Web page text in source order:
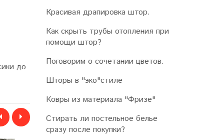
Красивая драпировка штор.
Как скрыть трубы отопления при
помощи штор?
Поговорим о сочетании цветов.
Шторы в "эко"стиле
Ковры из материала "Фризе"
Стирать ли постельное белье
сразу после покупки?
до